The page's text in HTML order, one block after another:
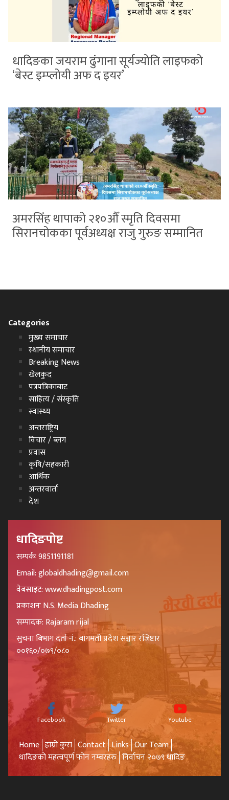
धादिङका जयराम ढुंगाना सूर्यज्योति लाइफको
‘बेस्ट इम्प्लोयी अफ द इयर’
अमरसिंह थापाको २१०औँ स्मृति दिवसमा
सिरानचोकका पूर्वअध्यक्ष राजु गुरुङ सम्मानित
Categories
मुख्य समाचार
स्थानीय समाचार
Breaking News
खेलकुद
पत्रपत्रिकाबाट
साहित्य / संस्कृति
स्वास्थ्य
अन्तराष्ट्रिय
विचार / ब्लग
प्रवास
कृषि/सहकारी
आर्थिक
अन्तरवार्ता
देश
धादिङपोष्ट
सम्पर्कः 9851191181
Email: globaldhading@gmail.com
वेबसाइट: www.dhadingpost.com
प्रकाशनः N.S. Media Dhading
सम्पादक: Rajaram rijal
सुचना बिभाग दर्ता नं.: बागमती प्रदेश सञ्चार रजिष्टार
००१६०/०७९/०८०
Facebook Twitter Youtube
Home हाम्रो कुरा Contact Links Our Team
धादिङको महत्वपूर्ण फोन नम्बरहरु निर्वाचन २०७९ धादिङ